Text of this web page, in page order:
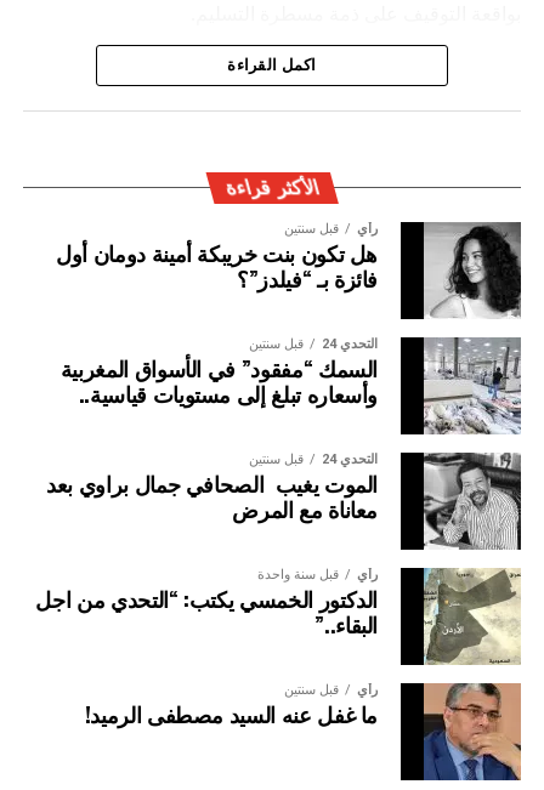
ويأتي توقيف المشتبه به في سياق التزام المصالح الأمنية
اكمل القراءة
الأكثر قراءة
رأي قبل سنتين
هل تكون بنت خريبكة أمينة دومان أول
فائزة بـ “فيلدز”؟
التحدي 24 قبل سنتين
السمك “مفقود” في الأسواق المغربية
وأسعاره تبلغ إلى مستويات قياسية..
التحدي 24 قبل سنتين
الموت يغيب الصحافي جمال براوي بعد
معاناة مع المرض
رأي قبل سنة واحدة
الدكتور الخمسي يكتب: “التحدي من اجل
البقاء..”
رأي قبل سنتين
ما غفل عنه السيد مصطفى الرميد!